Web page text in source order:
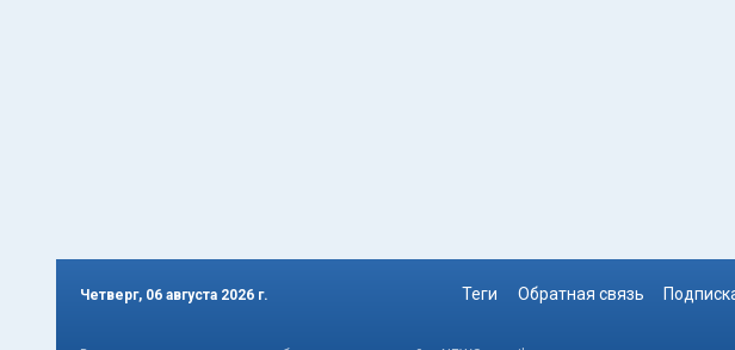
Четверг, 06 августа 2026 г. Теги Обратная связь